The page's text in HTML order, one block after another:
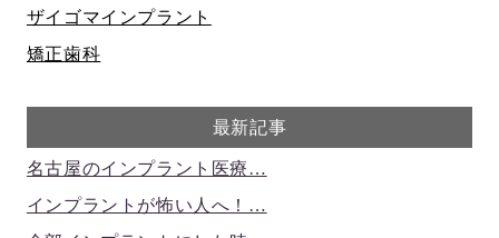
ザイゴマインプラント
矯正歯科
最新記事
名古屋のインプラント医療…
インプラントが怖い人へ！…